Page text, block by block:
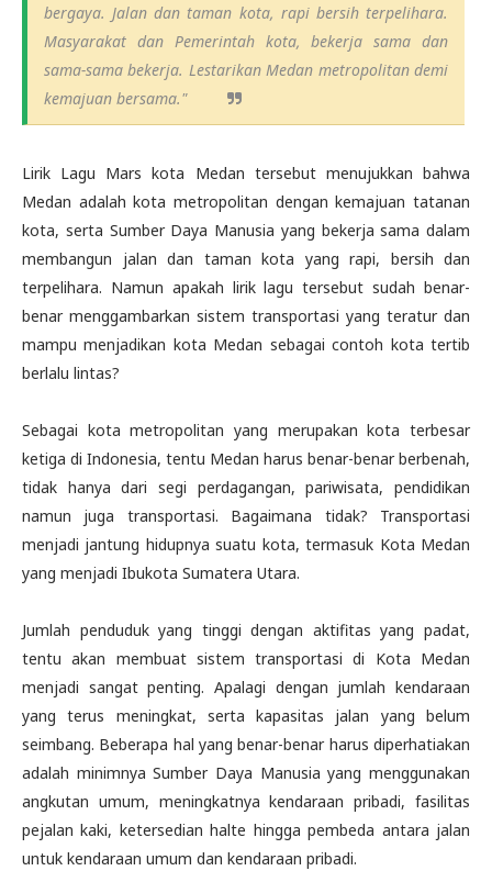
bergaya. Jalan dan taman kota, rapi bersih terpelihara.
Masyarakat dan Pemerintah kota, bekerja sama dan
sama-sama bekerja. Lestarikan Medan metropolitan demi
kemajuan bersama."
Lirik Lagu Mars kota Medan tersebut menujukkan bahwa
Medan adalah kota metropolitan dengan kemajuan tatanan
kota, serta Sumber Daya Manusia yang bekerja sama dalam
membangun jalan dan taman kota yang rapi, bersih dan
terpelihara. Namun apakah lirik lagu tersebut sudah benar-
benar menggambarkan sistem transportasi yang teratur dan
mampu menjadikan kota Medan sebagai contoh kota tertib
berlalu lintas?
Sebagai kota metropolitan yang merupakan kota terbesar
ketiga di Indonesia, tentu Medan harus benar-benar berbenah,
tidak hanya dari segi perdagangan, pariwisata, pendidikan
namun juga transportasi. Bagaimana tidak? Transportasi
menjadi jantung hidupnya suatu kota, termasuk Kota Medan
yang menjadi Ibukota Sumatera Utara.
Jumlah penduduk yang tinggi dengan aktifitas yang padat,
tentu akan membuat sistem transportasi di Kota Medan
menjadi sangat penting. Apalagi dengan jumlah kendaraan
yang terus meningkat, serta kapasitas jalan yang belum
seimbang. Beberapa hal yang benar-benar harus diperhatiakan
adalah minimnya Sumber Daya Manusia yang menggunakan
angkutan umum, meningkatnya kendaraan pribadi, fasilitas
pejalan kaki, ketersedian halte hingga pembeda antara jalan
untuk kendaraan umum dan kendaraan pribadi.